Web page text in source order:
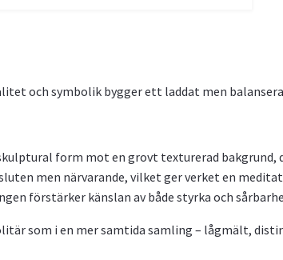
och symbolik bygger ett laddat men
form mot en grovt texturerad bakgrund,
men närvarande, vilket ger verket en
förstärker känslan av både styrka och
som i en mer samtida samling – lågmält,